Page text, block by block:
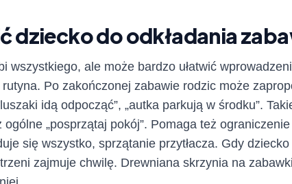
dziecko do odkładania
wszystkiego, ale może bardzo ułatwić
Po zakończonej zabawie rodzic może
idą odpocząć”, „autka parkują w środku”.
ogólne „posprzątaj pokój”. Pomaga też
się wszystko, sprzątanie przytłacza. Gdy
zajmuje chwilę. Drewniana skrzynia na